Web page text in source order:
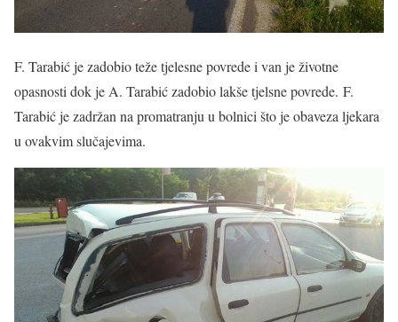
F. Tarabić je zadobio teže tjelesne povrede i van je životne
opasnosti dok je A. Tarabić zadobio lakše tjelsne povrede. F.
Tarabić je zadržan na promatranju u bolnici što je obaveza ljekara
u ovakvim slučajevima.